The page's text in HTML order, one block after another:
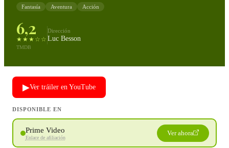
Fantasía Aventura Acción
6,2
★★★☆☆
TMDB
Dirección
Luc Besson
▶Ver tráiler en YouTube
DISPONIBLE EN
Prime Video
Enlace de afiliación
Ver ahora